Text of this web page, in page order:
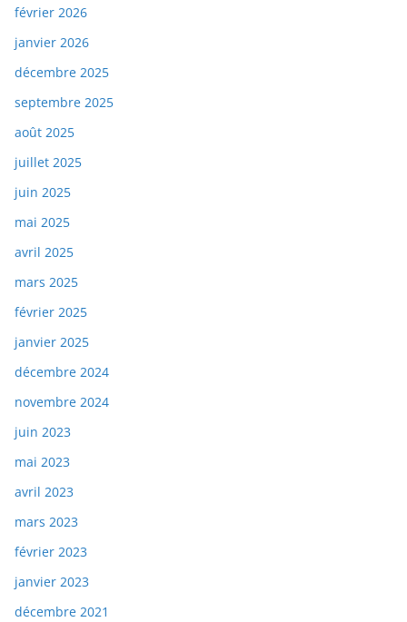
février 2026
janvier 2026
décembre 2025
septembre 2025
août 2025
juillet 2025
juin 2025
mai 2025
avril 2025
mars 2025
février 2025
janvier 2025
décembre 2024
novembre 2024
juin 2023
mai 2023
avril 2023
mars 2023
février 2023
janvier 2023
décembre 2021